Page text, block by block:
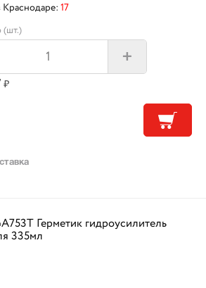
Краснодаре: 17
(шт.)
+
₽
Герметик гидроусилитель
335мл